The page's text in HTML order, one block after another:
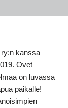
kanssa
Ovet
on luvassa
paikalle!